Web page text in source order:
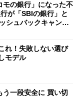
モの銀行」になった不
が「SBIの銀行」と
シュバックキャンペ
れ！失敗しない選び
モデル
う一段安全に 買い切